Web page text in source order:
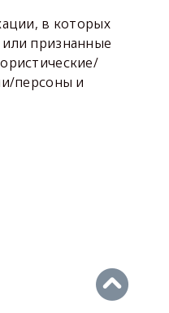
в которых
признанные
персоны и